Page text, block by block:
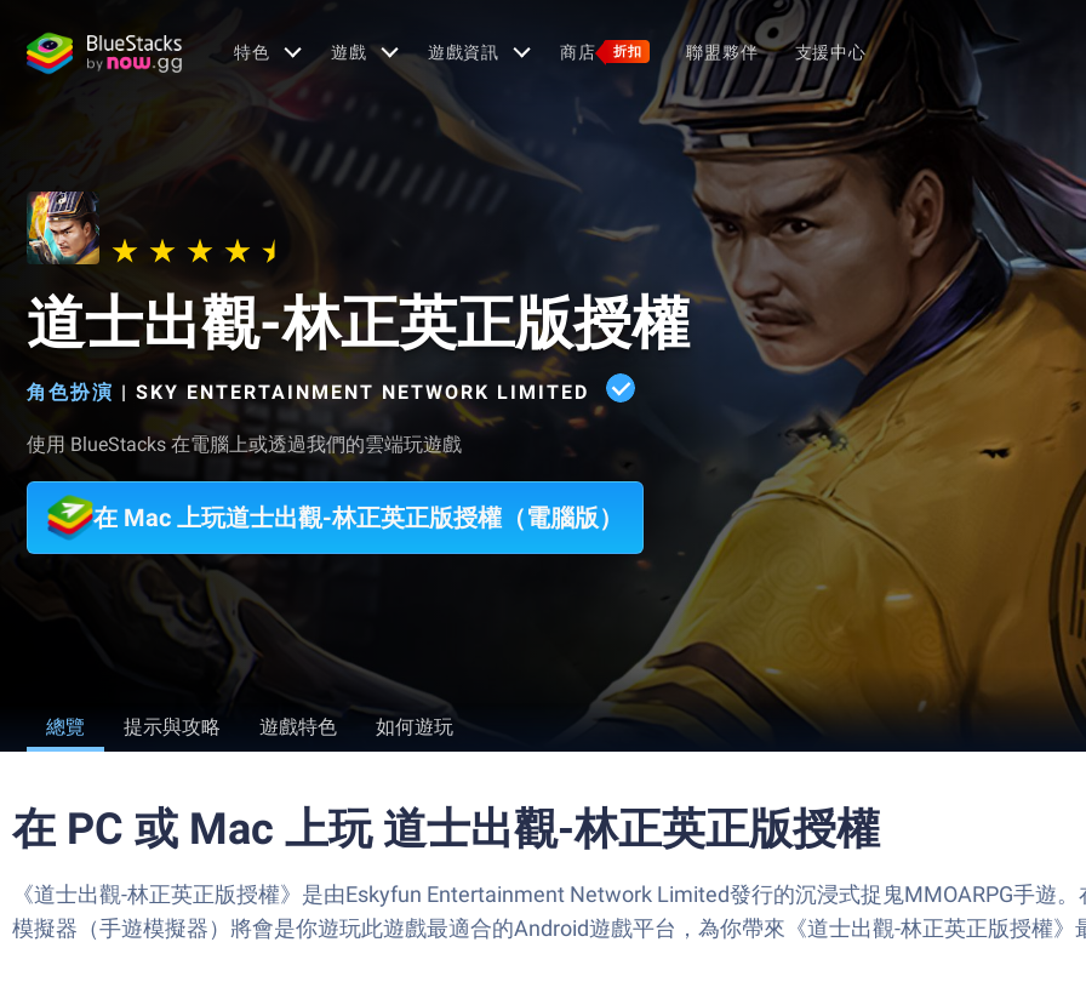
特色 遊戲 遊戲資訊 商店 折扣 聯盟夥伴 支援中心
道士出觀-林正英正版授權
角色扮演 | SKY ENTERTAINMENT NETWORK LIMITED
使用 BlueStacks 在電腦上或透過我們的雲端玩遊戲
在 Mac 上玩道士出觀-林正英正版授權（電腦版）
總覽 提示與攻略 遊戲特色 如何遊玩
在 PC 或 Mac 上玩 道士出觀-林正英正版授權
《道士出觀-林正英正版授權》是由Eskyfun Entertainment Network Limited發行的沉浸式捉鬼MMOARPG手遊
模擬器（手遊模擬器）將會是你遊玩此遊戲最適合的Android遊戲平台，為你帶來《道士出觀-林正英正版授權》